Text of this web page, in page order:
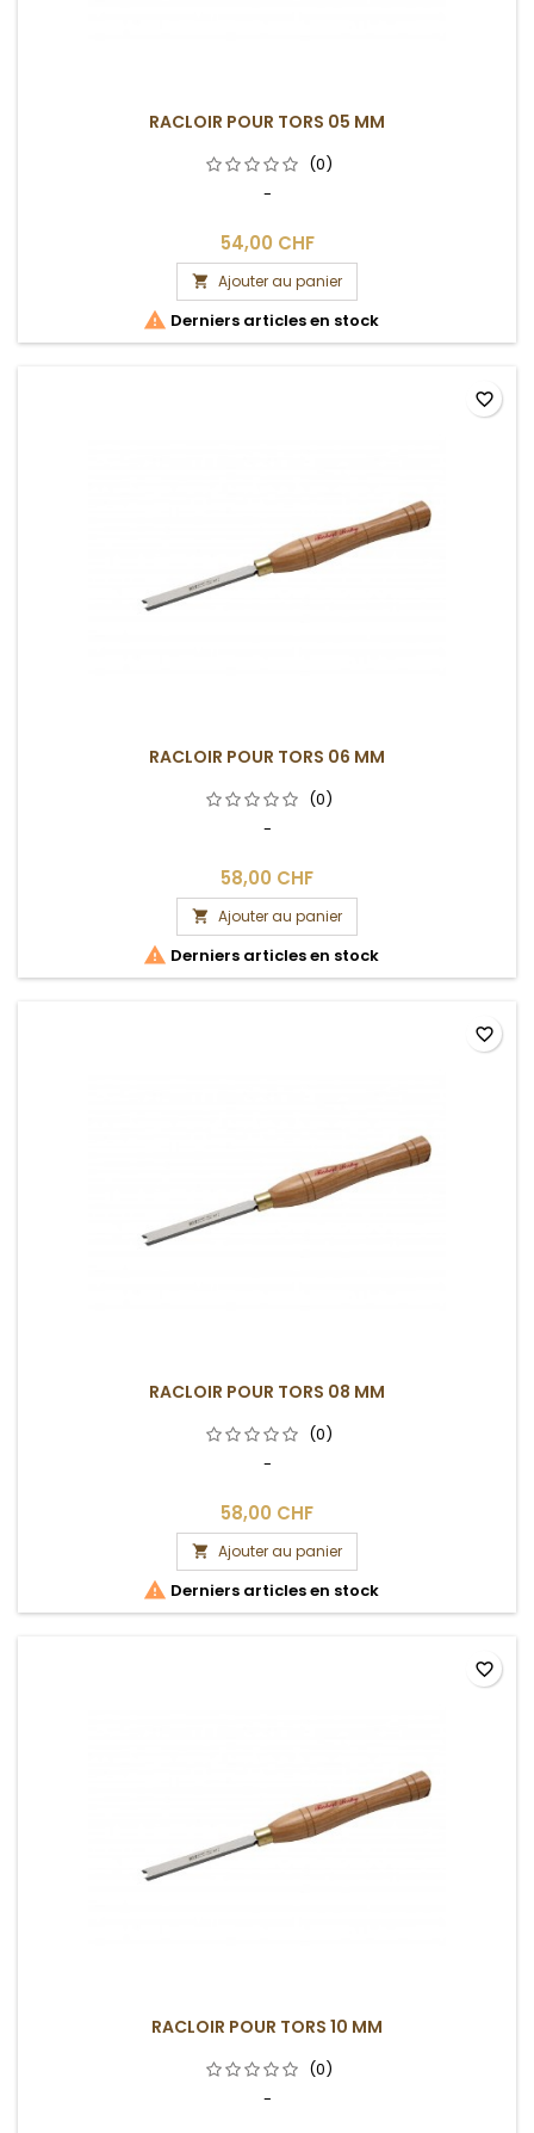
RACLOIR POUR TORS 05 MM
(0)
-
54,00 CHF
 Ajouter au panier
 Derniers articles en stock
RACLOIR POUR TORS 06 MM
(0)
-
58,00 CHF
 Ajouter au panier
 Derniers articles en stock
favorite_border
RACLOIR POUR TORS 08 MM
(0)
-
58,00 CHF
 Ajouter au panier
 Derniers articles en stock
favorite_border
RACLOIR POUR TORS 10 MM
(0)
-
favorite_border